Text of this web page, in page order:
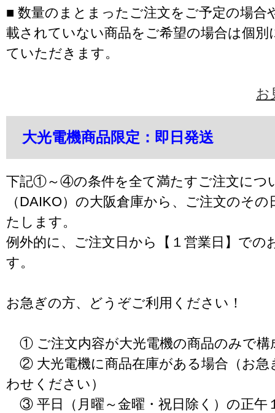
■ 数量のまとまったご注文をご予定の場合
載されていない商品をご希望の場合は個別
ていただきます。
お
大光電機商品限定：即日発送
下記①～④の条件を全て満たすご注文につ
（DAIKO）の大阪倉庫から、ご注文のそ
たします。
例外的に、ご注文日から【１営業日】での
す。
お急ぎの方、どうぞご利用ください！
① ご注文内容が大光電機の商品のみで構
② 大光電機に商品在庫がある場合（お急
わせください）
③ 平日（月曜～金曜・祝日除く）の正午